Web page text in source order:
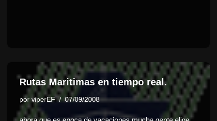
Rutas Maritimas en tiempo real.
por viperEF 07/09/2008